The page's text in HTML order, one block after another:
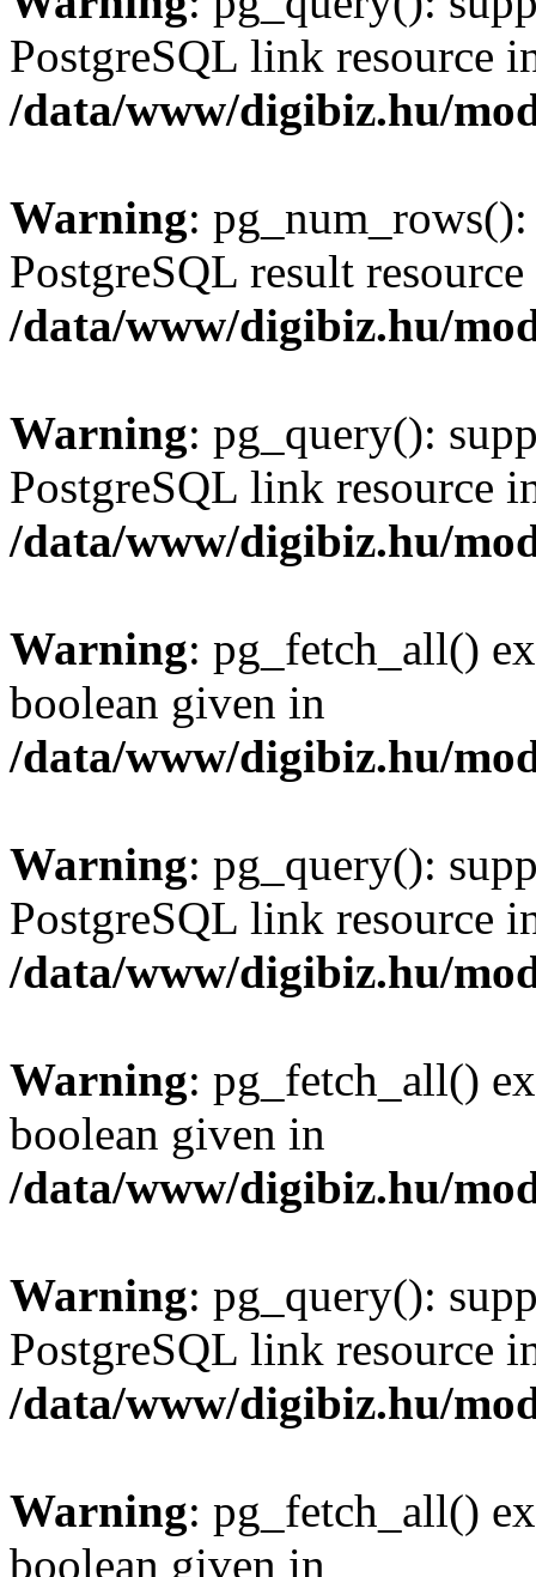
PostgreSQL link resource
/data/www/digibiz.hu/
Warning:
PostgreSQL result
/data/www/digibiz.hu/
Warning: pg_query():
PostgreSQL link resource
/data/www/digibiz.hu/
Warning: pg_fetch_all()
boolean given in
/data/www/digibiz.hu/
Warning: pg_query():
PostgreSQL link resource
/data/www/digibiz.hu/
Warning: pg_fetch_all()
boolean given in
/data/www/digibiz.hu/
Warning: pg_query():
PostgreSQL link resource
/data/www/digibiz.hu/
Warning: pg_fetch_all()
boolean given in